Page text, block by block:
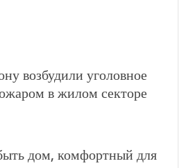
Санкт-Петербурге в 2026 году показала
года капитально отремонтировали 209
страховую компанию
возбудили уголовное
в жилом секторе
дом, комфортный для